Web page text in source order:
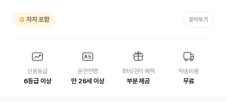
자차 포함 알아보기
신용등급
6등급 이상
운전연령
만 26세 이상
정비/관리 혜택
부분 제공
탁송비용
무료